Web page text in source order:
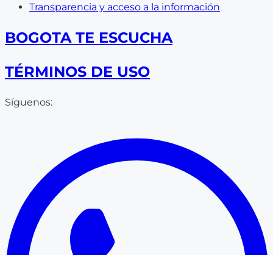
Transparencia y acceso a la información
BOGOTA TE ESCUCHA
TÉRMINOS DE USO
Síguenos: